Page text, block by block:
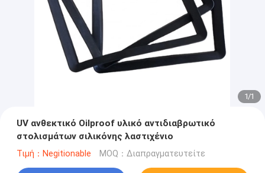
1/1
UV ανθεκτικό Oilproof υλικό αντιδιαβρωτικό
στολισμάτων σιλικόνης λαστιχένιο
Τιμή：Negitionable MOQ：Διαπραγματευτείτε